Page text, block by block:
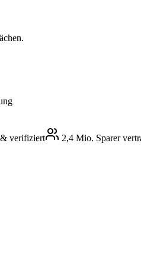
verifiziert
2,4 Mio. Sparer